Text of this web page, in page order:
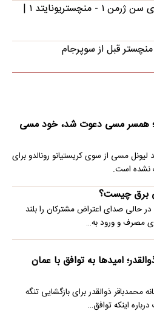
ببینید؛ خلاصه بازی پاری سن ژرمن ۱ - منچستریونایتد ۱ |
قبل از سوپرجام
همسر مسی دعوت شد، خود مسی
لیونل مسی از سوی کریستیانو رونالدو برای
نشده است.
برق چیست؟
حالی صدای اعتراض مشترکان را بلند
مصرف و ورود به…
امیدها به توافق با عمان
محمدباقر ذوالقدر برای بازگشایی تنگه
اینکه توافق…